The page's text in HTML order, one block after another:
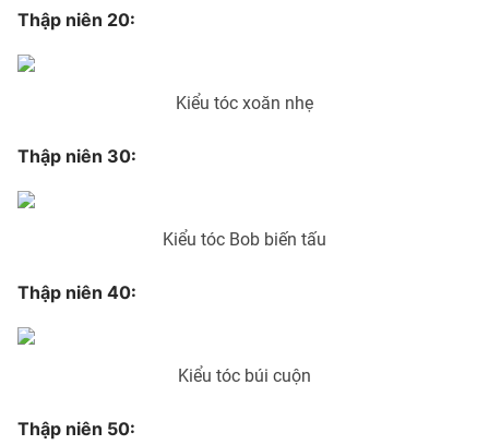
Học trực tuyến
Hitech Công nghệ tương lai
Tư vấn
Giao lưu trực tuyến
Chuyên mục khác
Podcast
Photo
Shorts video
VTV Money
Thập niên 20:
Kiểu tóc xoăn nhẹ
Thập niên 30:
Kiểu tóc Bob biến tấu
Thập niên 40:
Kiểu tóc búi cuộn
Thập niên 50: